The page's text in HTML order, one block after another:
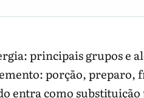
principais grupos e
porção, preparo,
entra como